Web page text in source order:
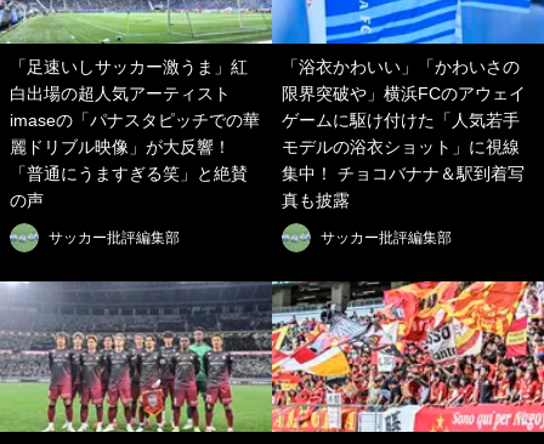
「足速いしサッカー激うま」紅
白出場の超人気アーティスト
imaseの「パナスタピッチでの華
麗ドリブル映像」が大反響！
「普通にうますぎる笑」と絶賛
の声
サッカー批評編集部
「浴衣かわいい」「かわいさの
限界突破や」横浜FCのアウェイ
ゲームに駆け付けた「人気若手
モデルの浴衣ショット」に視線
集中！ チョコバナナ＆駅到着写
真も披露
サッカー批評編集部